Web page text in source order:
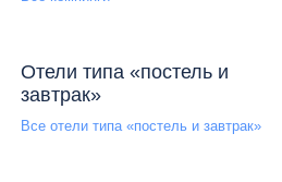
Отели типа «постель и
завтрак»
Все отели типа «постель и завтрак»